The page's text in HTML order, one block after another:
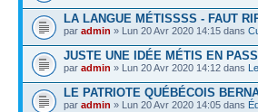
LA LANGUE MÉTISSSS - FAUT
par admin » Lun 20 Avr 2020 14:15 dans
JUSTE UNE IDÉE MÉTIS EN
par admin » Lun 20 Avr 2020 14:12 dans
LE PATRIOTE QUÉBÉCOIS
par admin » Lun 20 Avr 2020 14:05 dans